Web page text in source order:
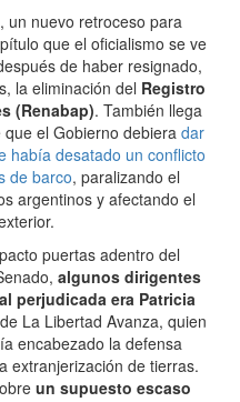
un nuevo retroceso para
que el oficialismo se ve
de haber resignado,
la eliminación del Registro
(Renabap). También llega
el Gobierno debieradar
había desatado un conflicto
de barco, paralizando el
argentinos y afectando el
puertas adentro del
algunos dirigentes
perjudicada era Patricia
La Libertad Avanza, quien
encabezado la defensa
extranjerización de tierras.
un supuesto escaso